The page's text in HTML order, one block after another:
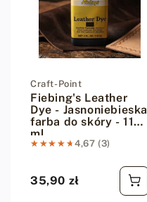
Dostawca:
Craft-Point
Fiebing's Leather
Dye - Jasnoniebieska
farba do skóry - 118
ml
★★★★★
★★★★★4,67 (3)
Cena regularna
35,90 zł